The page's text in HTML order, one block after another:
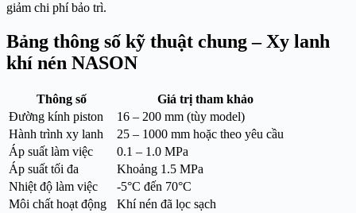
giảm chi phí bảo trì.
Bảng thông số kỹ thuật chung – Xy lanh
khí nén NASON
Thông số
Giá trị tham khảo
Đường kính piston
16 – 200 mm (tùy model)
Hành trình xy lanh
25 – 1000 mm hoặc theo yêu cầu
Áp suất làm việc
0.1 – 1.0 MPa
Áp suất tối đa
Khoảng 1.5 MPa
Nhiệt độ làm việc
-5°C đến 70°C
Môi chất hoạt động
Khí nén đã lọc sạch